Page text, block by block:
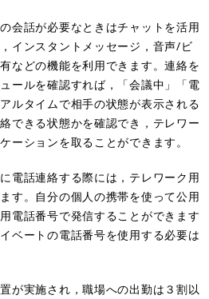
会話が必要なときはチャットを活用
インスタントメッセージ，音声/ビ
などの機能を利用できます。連絡を
ールを確認すれば，「会議中」「電
ルタイムで相手の状態が表示される
できる状態かを確認でき，テレワー
ーションを取ることができます。
電話連絡する際には，テレワーク用
す。自分の個人の携帯を使って公用
電話番号で発信することができます
ベートの電話番号を使用する必要は
が実施され，職場への出勤は３割以